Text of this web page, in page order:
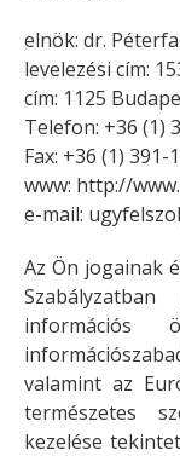
elnök: dr.
levelezési cím:
cím: 1125
Telefon: +36 (1)
Fax: +36 (1) 391-
www: http://
e-mail:
Az Ön jogainak
információs
valamint az
természetes
kezelése